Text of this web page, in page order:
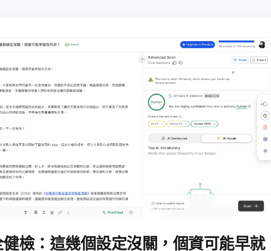
檢：這幾個設定沒關，個資可能早就